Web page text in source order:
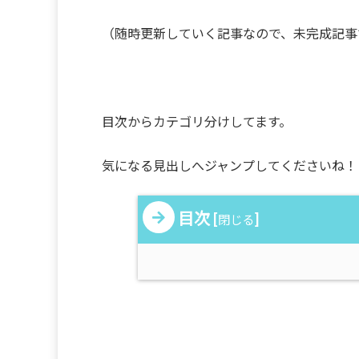
（随時更新していく記事なので、未完成記
目次からカテゴリ分けしてます。
気になる見出しへジャンプしてくださいね！
目次 [閉じる]